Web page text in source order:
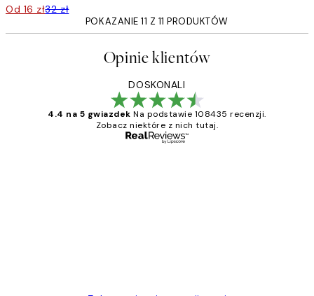
Od 16 zł32 zł
POKAZANIE 11 Z 11 PRODUKTÓW
Opinie klientów
DOSKONALI
4.4 na 5 gwiazdek Na podstawie 108435 recenzji.
Zobacz niektóre z nich tutaj.